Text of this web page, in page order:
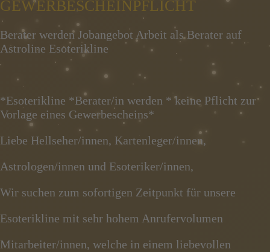
GEWERBESCHEINPFLICHT
Berater werden Jobangebot Arbeit als Berater auf
Astroline Esoterikline
*Esoterikline *Berater/in werden * keine Pflicht zur
Vorlage eines Gewerbescheins*
Liebe Hellseher/innen, Kartenleger/innen,
Astrologen/innen und Esoteriker/innen,
Wir suchen zum sofortigen Zeitpunkt für unsere
Esoterikline mit sehr hohem Anrufervolumen
Mitarbeiter/innen, welche in einem liebevollen